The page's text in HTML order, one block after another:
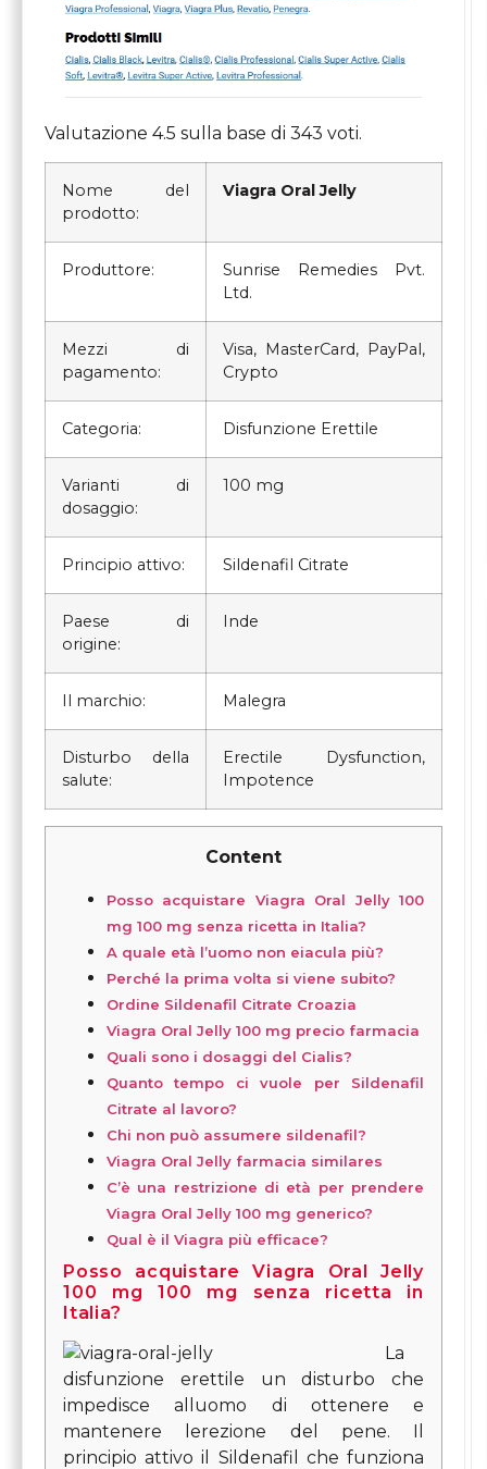
Valutazione 4.5 sulla base di 343 voti.
Nome del
prodotto:
Viagra Oral Jelly
Produttore:
Sunrise Remedies Pvt.
Ltd.
Mezzi di
pagamento:
Visa, MasterCard, PayPal,
Crypto
Categoria: Disfunzione Erettile
Varianti di
dosaggio:
100 mg
Principio attivo: Sildenafil Citrate
Paese di
origine:
Inde
Il marchio: Malegra
Disturbo della
salute:
Erectile Dysfunction,
Impotence
Content
Posso acquistare Viagra Oral Jelly 100
mg 100 mg senza ricetta in Italia?
A quale età l’uomo non eiacula più?
Perché la prima volta si viene subito?
Ordine Sildenafil Citrate Croazia
Viagra Oral Jelly 100 mg precio farmacia
Quali sono i dosaggi del Cialis?
Quanto tempo ci vuole per Sildenafil
Citrate al lavoro?
Chi non può assumere sildenafil?
Viagra Oral Jelly farmacia similares
C’è una restrizione di età per prendere
Viagra Oral Jelly 100 mg generico?
Qual è il Viagra più efficace?
Posso acquistare Viagra Oral Jelly
100 mg 100 mg senza ricetta in
Italia?
La
disfunzione erettile un disturbo che
impedisce alluomo di ottenere e
mantenere lerezione del pene. Il
principio attivo il Sildenafil che funziona